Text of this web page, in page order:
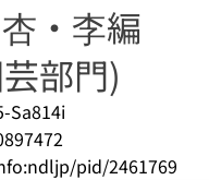
・李編
部門)
Sa814i
pid/2461769